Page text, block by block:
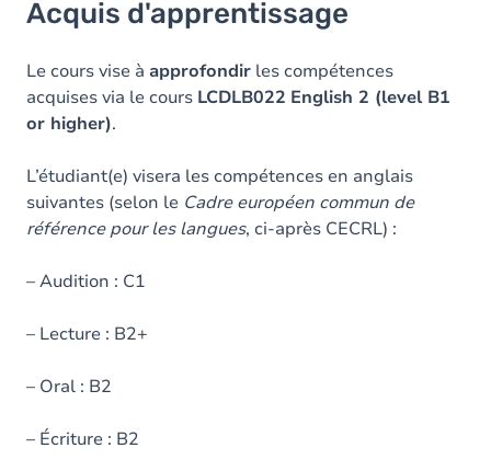
Objectifs
Contenu
Table des matières
Acquis d'apprentissage
Le cours vise à approfondir les compétences
acquises via le cours LCDLB022 English 2 (level B1
or higher).
L’étudiant(e) visera les compétences en anglais
suivantes (selon le Cadre européen commun de
référence pour les langues, ci-après CECRL) :
– Audition : C1
– Lecture : B2+
– Oral : B2
– Écriture : B2